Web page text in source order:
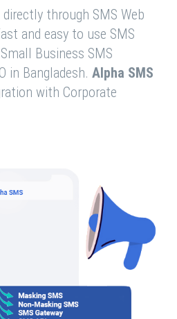
through SMS Web
and easy to use SMS
Business SMS
in Bangladesh. Alpha SMS
with Corporate